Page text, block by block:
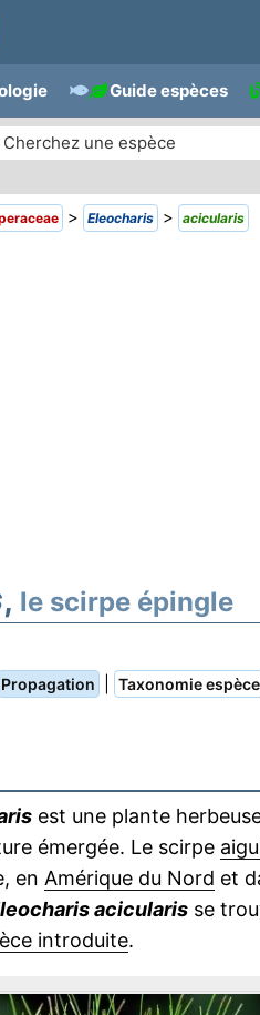
Guide espèces
> Eleocharis > acicularis
, le scirpe épingle
Propagation Taxonomie espèce
est une plante
émergée. Le scirpe
en Amérique du Nord et
acicularis se
introduite.